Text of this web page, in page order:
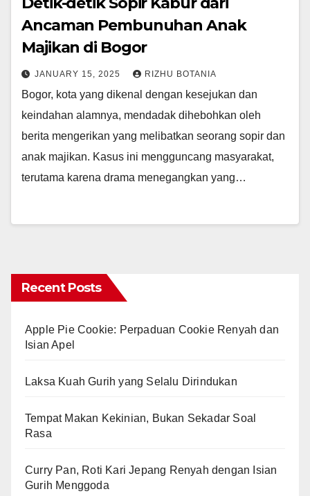
Ancaman Pembunuhan Anak
Majikan di Bogor
JANUARY 15, 2025 RIZHU BOTANIA
Bogor, kota yang dikenal dengan kesejukan dan
keindahan alamnya, mendadak dihebohkan oleh
berita mengerikan yang melibatkan seorang sopir dan
anak majikan. Kasus ini mengguncang masyarakat,
terutama karena drama menegangkan yang…
Recent Posts
Apple Pie Cookie: Perpaduan Cookie Renyah dan
Isian Apel
Laksa Kuah Gurih yang Selalu Dirindukan
Tempat Makan Kekinian, Bukan Sekadar Soal
Rasa
Curry Pan, Roti Kari Jepang Renyah dengan Isian
Gurih Menggoda